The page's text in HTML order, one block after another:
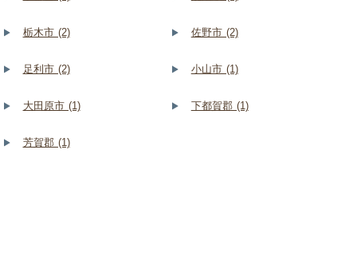
栃木市 (2) 佐野市 (2)
足利市 (2) 小山市 (1)
大田原市 (1) 下都賀郡 (1)
芳賀郡 (1)